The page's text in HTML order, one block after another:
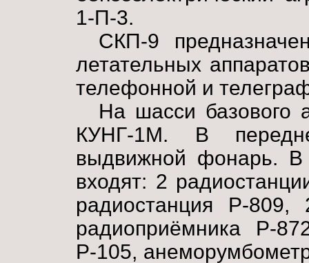
1-П-3.
СКП-9
летательных
телефонной и
На шасси базового
КУНГ-1М. В
выдвижной фонарь. В
входят: 2
радиостанция Р-
радиоприёмника Р-
Р-105,